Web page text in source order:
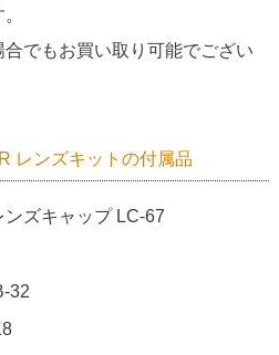
でもお買い取り可能でござい
レンズキットの付属品
ズキャップ LC-67
32